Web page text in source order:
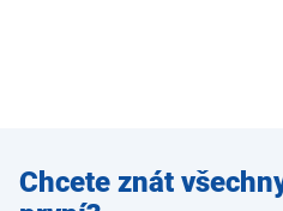
Zadejte
e-mail
Chcete znát